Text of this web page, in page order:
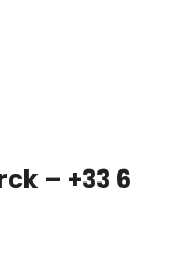
– +33 6